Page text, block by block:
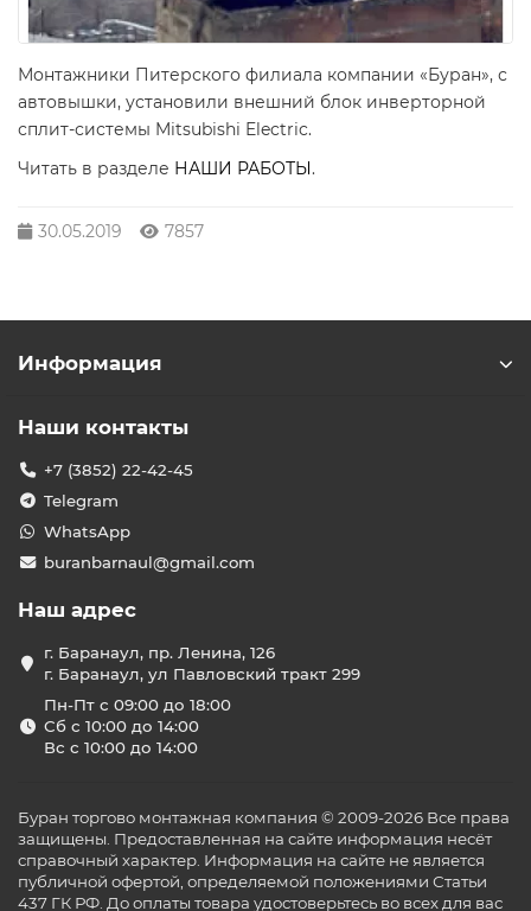
Монтажники Питерского филиала компании «Буран», с
автовышки, установили внешний блок инверторной
сплит-системы Mitsubishi Electric.
Читать в разделе НАШИ РАБОТЫ.
30.05.2019 7857
Информация
Наши контакты
+7 (3852) 22-42-45
Telegram
WhatsApp
buranbarnaul@gmail.com
Наш адрес
г. Баранаул, пр. Ленина, 126
г. Баранаул, ул Павловский тракт 299
Пн-Пт с 09:00 до 18:00
Сб с 10:00 до 14:00
Вс с 10:00 до 14:00
Буран торгово монтажная компания © 2009-2026 Все права
защищены. Предоставленная на сайте информация несёт
справочный характер. Информация на сайте не является
публичной офертой, определяемой положениями Статьи
437 ГК РФ. До оплаты товара удостоверьтесь во всех для вас